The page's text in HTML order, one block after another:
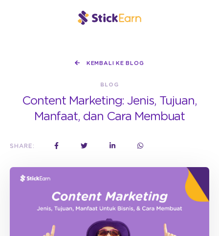
KEMBALI KE BLOG
BLOG
Content Marketing: Jenis, Tujuan,
Manfaat, dan Cara Membuat
SHARE: